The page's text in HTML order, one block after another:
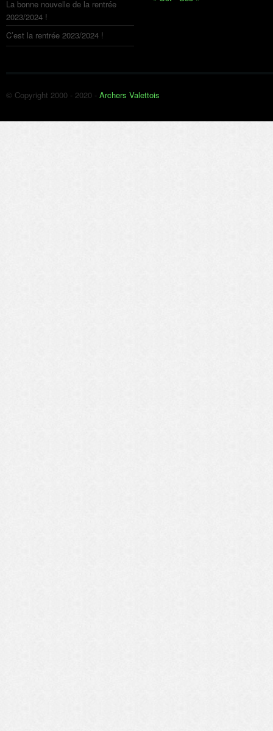
La bonne nouvelle de la rentrée
2023/2024 !
C’est la rentrée 2023/2024 !
© Copyright 2000 - 2020 - Archers Valettois